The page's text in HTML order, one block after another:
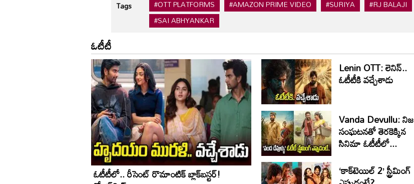
Tags
#OTT PLATFORMS
#AMAZON PRIME VIDEO #SURIYA
#RJ BALAJI
#SAI ABHYANKAR
ఓటీటీ
ఓటీటీలో.. రీసెంట్ రొమాంటిక్‌ బ్లాక్‌బ‌స్ట‌ర్‌!
Lenin OTT: లెనిన్..
ఓటీటీకి వ‌చ్చేశాడు
Vanda Devullu: నిజ
సంఘటనతో తెరకెక్కిన
సినిమా ఓటీటీలో...
‘కాక్‌టెయిల్‌ 2’ స్ట్రీమింగ్‌